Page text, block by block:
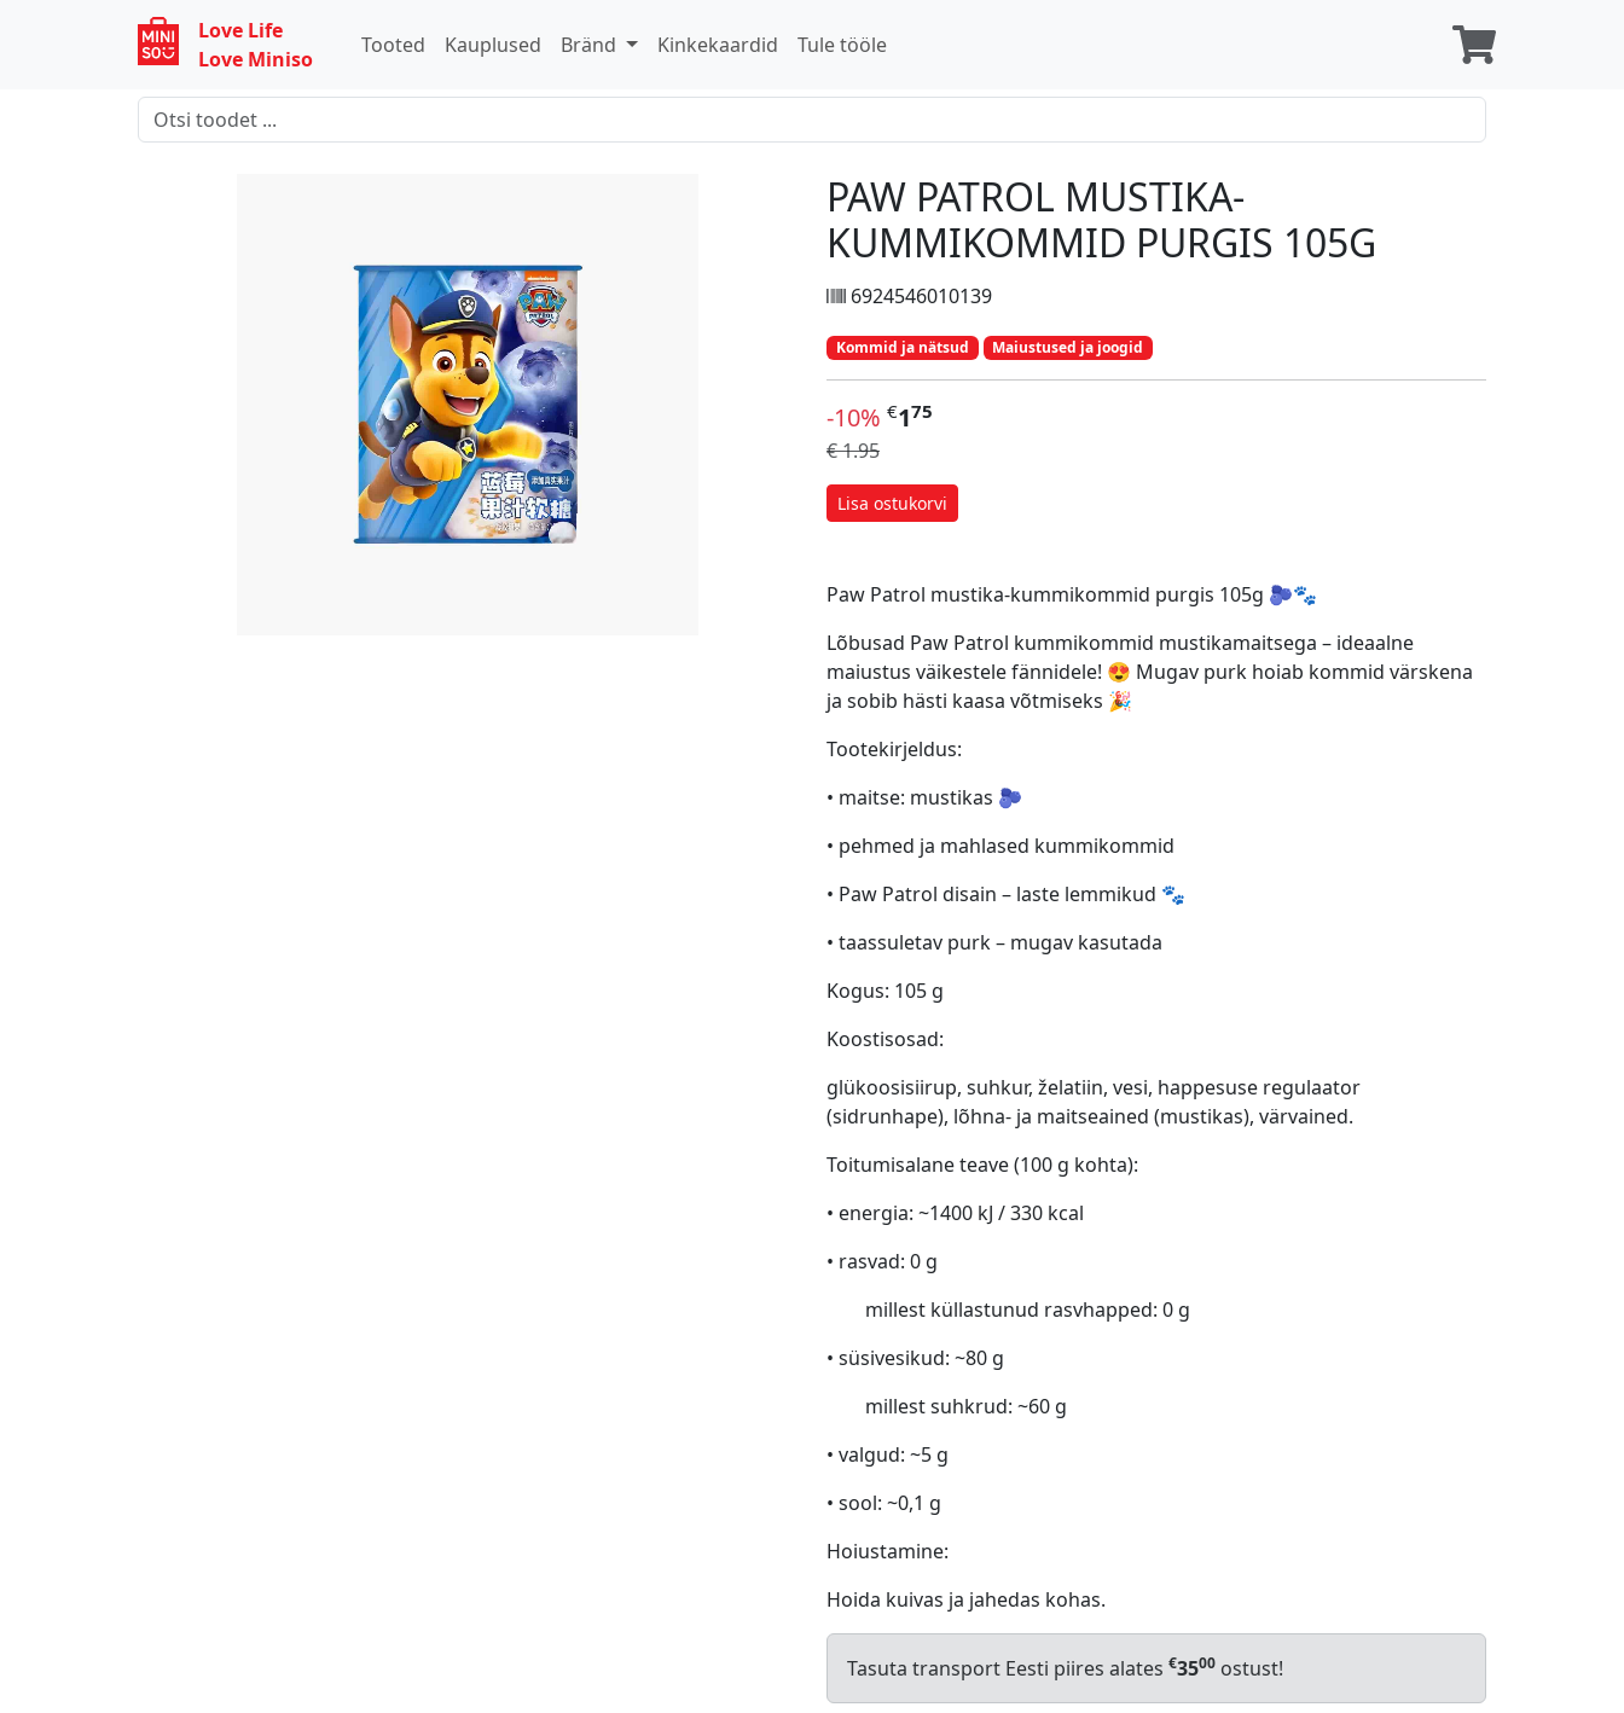
Love Life
Love Miniso
Tooted Kauplused Bränd Kinkekaardid Tule tööle
PAW PATROL MUSTIKA-
KUMMIKOMMID PURGIS 105G
6924546010139
Kommid ja nätsud Maiustused ja joogid
-10% €175
€ 1.95
Lisa ostukorvi
Paw Patrol mustika-kummikommid purgis 105g 🫐🐾
Lõbusad Paw Patrol kummikommid mustikamaitsega – ideaalne
maiustus väikestele fännidele! 😍 Mugav purk hoiab kommid värskena
ja sobib hästi kaasa võtmiseks 🎉
Tootekirjeldus:
• maitse: mustikas 🫐
• pehmed ja mahlased kummikommid
• Paw Patrol disain – laste lemmikud 🐾
• taassuletav purk – mugav kasutada
Kogus: 105 g
Koostisosad:
glükoosisiirup, suhkur, želatiin, vesi, happesuse regulaator
(sidrunhape), lõhna- ja maitseained (mustikas), värvained.
Toitumisalane teave (100 g kohta):
• energia: ~1400 kJ / 330 kcal
• rasvad: 0 g
millest küllastunud rasvhapped: 0 g
• süsivesikud: ~80 g
millest suhkrud: ~60 g
• valgud: ~5 g
• sool: ~0,1 g
Hoiustamine:
Hoida kuivas ja jahedas kohas.
Tasuta transport Eesti piires alates €3500 ostust!